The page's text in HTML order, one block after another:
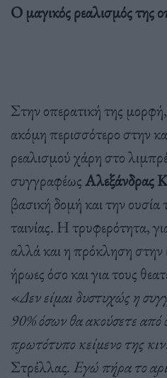
Ο μαγικός ρεαλισμός της
Στην οπερατική της
ακόμη περισσότερο στην
ρεαλισμού χάρη στο
συγγραφέωςΑλεξάνδρας
βασική δομή και την ουσία
ταινίας. Η τρυφερότητα,
αλλά και η πρόκληση στην
ήρωες όσο και για τους
«Δεν είμαι δυστυχώς η
90% όσων θα ακούσετε από
πρωτότυπο κείμενο της
Στρέλλας. Εγώ πήρα το